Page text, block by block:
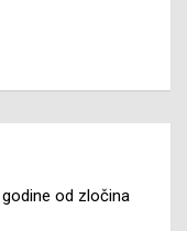
od zločina